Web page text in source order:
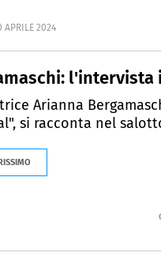
APRILE 2024
l'intervista
Arianna
si racconta nel